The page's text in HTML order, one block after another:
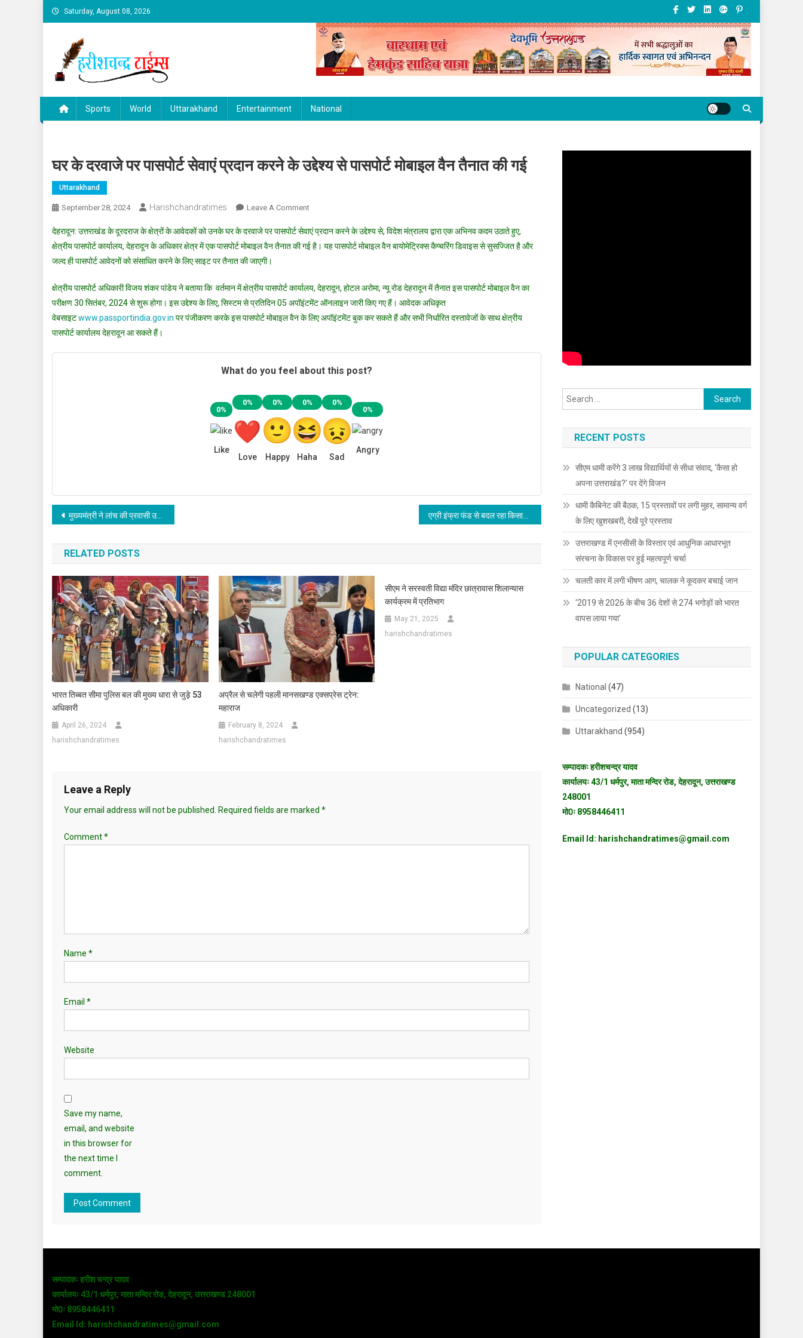
Skip
to
Saturday, August 08, 2026
Sports World Uttarakhand Entertainment National
घर के दरवाजे पर पासपोर्ट सेवाएं प्रदान करने के उद्देश्य से पासपोर्ट मोबाइल वैन तैनात की गई
Uttarakhand
September 28, 2024 Harishchandratimes Leave A CommentOn
के
दरवाजे
सेवाएं
प्रदान
करने
पासपोर्ट
वैन
की
गई
देहरादून: उत्तराखंड के दूरदराज के क्षेत्रों के आवेदकों को उनके घर के दरवाजे पर पासपोर्ट सेवाएं प्रदान करने के उद्देश्य से, विदेश मंत्रालय द्वारा एक अभिनव कदम उठाते हुए,
क्षेत्रीय पासपोर्ट कार्यालय, देहरादून के अधिकार क्षेत्र में एक पासपोर्ट मोबाइल वैन तैनात की गई है। यह पासपोर्ट मोबाइल वैन बायोमेट्रिक्स कैप्चरिंग डिवाइस से सुसज्जित है और
जल्द ही पासपोर्ट आवेदनों को संसाधित करने के लिए साइट पर तैनात की जाएगी।
क्षेत्रीय पासपोर्ट अधिकारी विजय शंकर पांडेय ने बताया कि वर्तमान में क्षेत्रीय पासपोर्ट कार्यालय, देहरादून, होटल अरोमा, न्यू रोड देहरादून में तैनात इस पासपोर्ट मोबाइल वैन का
परीक्षण 30 सितंबर, 2024 से शुरू होगा। इस उद्देश्य के लिए, सिस्टम से प्रतिदिन 05 अपॉइंटमेंट ऑनलाइन जारी किए गए हैं। आवेदक अधिकृत
वेबसाइटwww.passportindia.gov.in पर पंजीकरण करके इस पासपोर्ट मोबाइल वैन के लिए अपॉइंटमेंट बुक कर सकते हैं और सभी निर्धारित दस्तावेजों के साथ क्षेत्रीय
पासपोर्ट कार्यालय देहरादून आ सकते हैं।
What do you feel about this post?
0%
Like
0%
Love
0%
Happy
0%
Haha
0%
Sad
0%
Angry
Post
navigation
मुख्यमंत्री ने लांच की प्रवासी उत्तराखण्ड प्रकोष्ठ की वेबसाइट एग्री इंफ्रा फंड से बदल रहा किसानों का जीवन
RELATED POSTS
भारत तिब्बत सीमा पुलिस बल की मुख्य धारा से जुड़े़ 53
अधिकारी
April 26, 2024
harishchandratimes
अप्रैल से चलेगी पहली मानसखण्ड एक्सप्रेस ट्रेन:
महाराज
February 8, 2024
harishchandratimes
सीएम ने सरस्वती विद्या मंदिर छात्रावास शिलान्यास
कार्यक्रम में प्रतिभाग
May 21, 2025
harishchandratimes
Leave a Reply
Your email address will not be published. Required fields are marked *
Comment*
Name *
Email *
Website
Save my name,
email, and website
in this browser for
the next time I
comment.
Search
for:
RECENT POSTS
सीएम धामी करेंगे 3 लाख विद्यार्थियों से सीधा संवाद, ‘कैसा हो
अपना उत्तराखंड?’ पर देंगे विजन
धामी कैबिनेट की बैठक, 15 प्रस्तावों पर लगी मुहर, सामान्य वर्ग
के लिए खुशखबरी, देखें पूरे प्रस्ताव
उत्तराखण्ड में एनसीसी के विस्तार एवं आधुनिक आधारभूत
संरचना के विकास पर हुई महत्वपूर्ण चर्चा
चलती कार में लगी भीषण आग, चालक ने कूदकर बचाई जान
‘2019 से 2026 के बीच 36 देशों से 274 भगोड़ों को भारत
वापस लाया गया’
POPULAR CATEGORIES
National (47)
Uncategorized (13)
Uttarakhand (954)
सम्पादकः हरीशचन्द्र यादव
कार्यालयः 43/1 धर्मपुर, माता मन्दिर रोड, देहरादून, उत्तराखण्ड
248001
मो0ः 8958446411
Email Id: harishchandratimes@gmail.com
सम्पादकः हरीश चन्द्र यादव
कार्यालयः 43/1 धर्मपुर, माता मन्दिर रोड, देहरादून, उत्तराखण्ड 248001
मो0ः 8958446411
Email Id: harishchandratimes@gmail.com